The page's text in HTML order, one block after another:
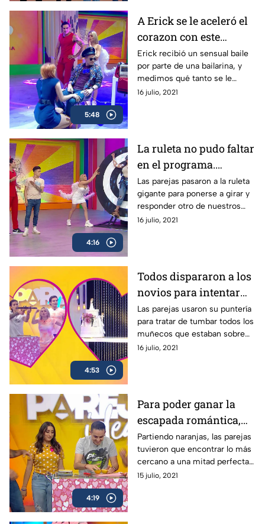
5:48
A Erick se le aceleró el
corazon con este
sensual baile. ¿Pudo
ganar?
Erick recibió un sensual baile
por parte de una bailarina, y
medimos qué tanto se le
aceleró el corazón durante el
16 julio, 2021
4:16
La ruleta no pudo faltar
en el programa.
¿Quiénes se pusieron a
girar?
Las parejas pasaron a la ruleta
gigante para ponerse a girar y
responder otro de nuestros
cuestionarios.
16 julio, 2021
4:53
Todos dispararon a los
novios para intentar
tumbarlos del pastel.
Las parejas usaron su puntería
para tratar de tumbar todos los
muñecos que estaban sobre
los pasteles de boda.
16 julio, 2021
4:19
Para poder ganar la
escapada romántica,
buscaron a su media
naranja.
Partiendo naranjas, las parejas
tuvieron que encontrar lo más
cercano a una mitad perfecta
para poder irse a una escapada
15 julio, 2021